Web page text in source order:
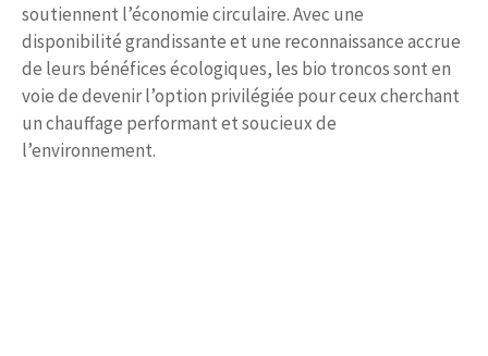
soutiennent l’économie circulaire. Avec une
disponibilité grandissante et une reconnaissance accrue
de leurs bénéfices écologiques, les bio troncos sont en
voie de devenir l’option privilégiée pour ceux cherchant
un chauffage performant et soucieux de
l’environnement.